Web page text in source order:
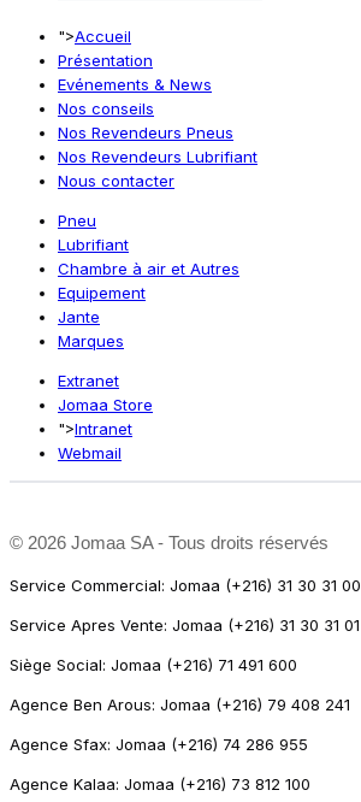
">Accueil
Présentation
Evénements & News
Nos conseils
Nos Revendeurs Pneus
Nos Revendeurs Lubrifiant
Nous contacter
Pneu
Lubrifiant
Chambre à air et Autres
Equipement
Jante
Marques
Extranet
Jomaa Store
">Intranet
Webmail
© 2026 Jomaa SA - Tous droits réservés
Service Commercial: Jomaa (+216) 31 30 31 00
Service Apres Vente: Jomaa (+216) 31 30 31 01
Siège Social: Jomaa (+216) 71 491 600
Agence Ben Arous: Jomaa (+216) 79 408 241
Agence Sfax: Jomaa (+216) 74 286 955
Agence Kalaa: Jomaa (+216) 73 812 100